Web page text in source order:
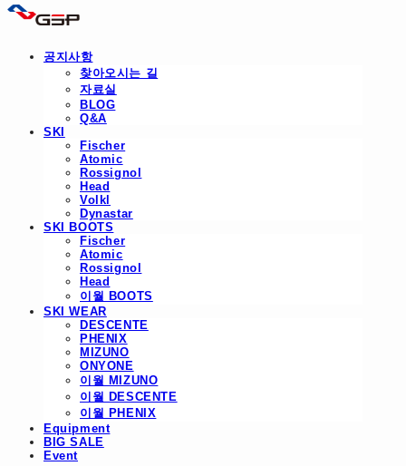
공지사항
찾아오시는 길
자료실
BLOG
Q&A
SKI
Fischer
Atomic
Rossignol
Head
Volkl
Dynastar
SKI BOOTS
Fischer
Atomic
Rossignol
Head
이월 BOOTS
SKI WEAR
DESCENTE
PHENIX
MIZUNO
ONYONE
이월 MIZUNO
이월 DESCENTE
이월 PHENIX
Equipment
BIG SALE
Event